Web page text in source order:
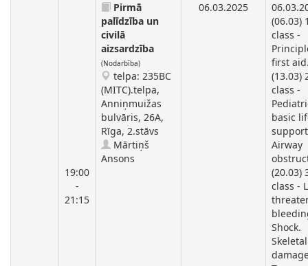
19:00
-
21:15
Pirmā
palīdzība un
civilā
aizsardzība
(Nodarbība)
telpa: 235BC
(MITC).telpa,
Anniņmuižas
bulvāris, 26A,
Rīga, 2.stāvs
Mārtiņš
Ansons
06.03.2025
(06.03)
class -
first
(13.03)
class -
basic
Airway
(20.03)
class -
Shock.
Skeletal